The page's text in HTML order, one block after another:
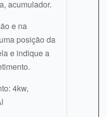
acumulador.
e na
posição da
e indique a
4kw,